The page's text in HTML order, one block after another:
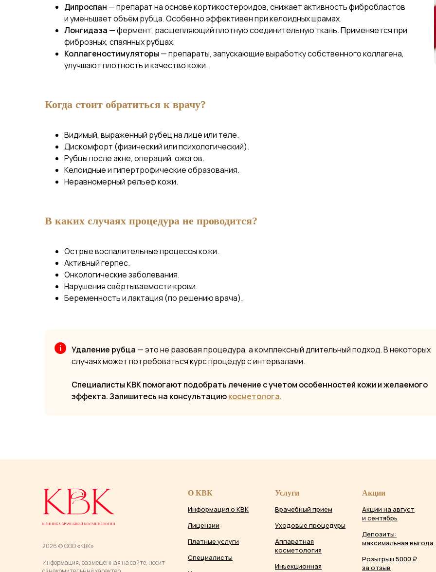
Дипроспан — препарат на основе кортикостероидов, снижает активность фибробластов
и уменьшает объём рубца. Особенно эффективен при келоидных шрамах.
Лонгидаза — фермент, расщепляющий плотную соединительную ткань. Применяется при
фиброзных, спаянных рубцах.
Коллагеностимуляторы — препараты, запускающие выработку собственного коллагена,
улучшают плотность и качество кожи.
Когда стоит обратиться к врачу?
Видимый, выраженный рубец на лице или теле.
Дискомфорт (физический или психологический).
Рубцы после акне, операций, ожогов.
Келоидные и гипертрофические образования.
Неравномерный рельеф кожи.
В каких случаях процедура не проводится?
Острые воспалительные процессы кожи.
Активный герпес.
Онкологические заболевания.
Нарушения свёртываемости крови.
Беременность и лактация (по решению врача).
Удаление рубца — это не разовая процедура, а комплексный длительный подход. В некоторых
случаях может потребоваться курс процедур с интервалами.
Специалисты КВК помогают подобрать лечение с учетом особенностей кожи и желаемого
эффекта. Запишитесь на консультациюкосметолога.
2026 (c) ООО«КВК»
Информация, размещенная на сайте, носит
О КВК
Информация о КВК
Лицензии
Платные услуги
Специалисты
Услуги
Врачебный прием
Уходовые процедуры
Аппаратная
косметология
Инъекционная
Акции
Акции на август
и сентябрь
Депозиты:
максимальная выгода
Розыгрыш 5000 ₽
за отзыв